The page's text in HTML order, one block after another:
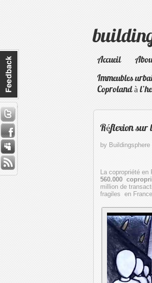
Accueil
Immeubles
Coproland à
Réflexion sur
by
La copropriété
560.000
million de
fragiles en